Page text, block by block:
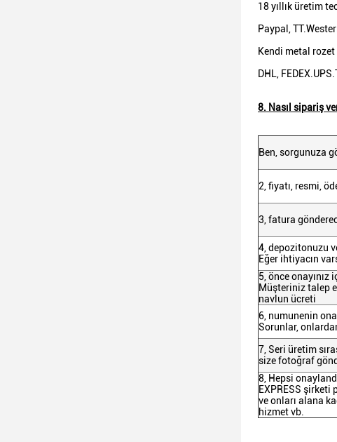
18 yıllık üretim
Paypal,
Kendi metal
DHL,
8. Nasıl sipariş
Ben, sorgunuza
2, fiyatı, resmi,
3, fatura
4, depozitonuzu
Eğer ihtiyacın
5, önce
Müşteriniz talep
navlun ücreti
6, numunenin
Sorunlar,
7, Seri üretim
size fotoğraf
8, Hepsi
EXPRESS şirketi
ve onları alana
hizmet vb.